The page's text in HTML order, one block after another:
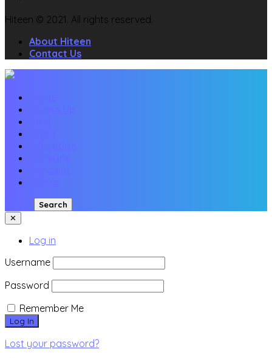
Hiteen © 2021. All rights reserved.
About Hiteen
Contact Us
Search
✕
Log in
Username
Password
Remember Me
Lost your password?